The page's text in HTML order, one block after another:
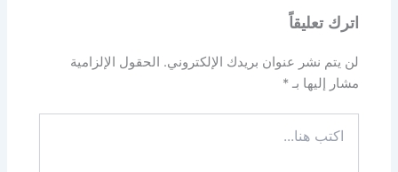
اترك تعليقاً
لن يتم نشر عنوان بريدك الإلكتروني.
الحقول الإلزامية
مشار إليها بـ*
هنا...